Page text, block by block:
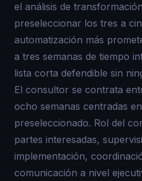
el análisis de
preseleccionar los tres a
automatización más
a tres semanas de tiempo
lista corta defendible sin
El consultor se contrata
ocho semanas centradas
preseleccionado. Rol del
partes interesadas,
implementación,
comunicación a nivel